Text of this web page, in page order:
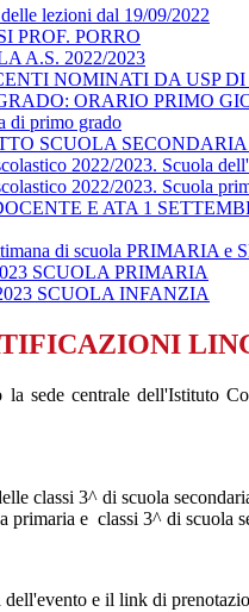
lezioni dal 19/09/2022
PROF. PORRO
A.S. 2022/2023
NOMINATI DA USP
ORARIO PRIMO
di primo grado
SCUOLA
2022/2023. Scuola
2022/2023. Scuola
E ATA 1
di scuola PRIMARIA e
SCUOLA PRIMARIA
SCUOLA INFANZIA
la sede centrale dell'Istituto
classi 3^ di scuola
primaria e classi 3^ di scuola
e il link di